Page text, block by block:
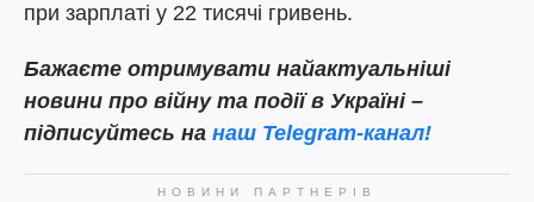
при зарплаті у 22 тисячі гривень.
Бажаєте отримувати найактуальніші
новини про війну та події в Україні –
підписуйтесь на наш Telegram-канал!